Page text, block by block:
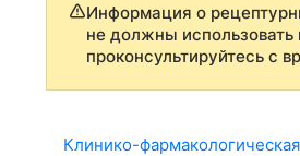
Информация о
не должны
проконсультируйтесь с
Клинико-